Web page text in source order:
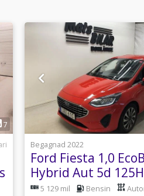
7
1
Begagnad 2022
Ford Fiesta 1,0
Hybrid Aut 5d
3,95% ränta 0
5 129 mil Bensin